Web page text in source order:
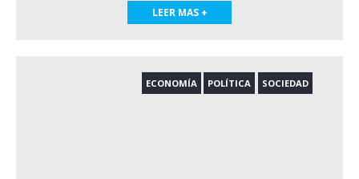
LEER MAS +
ECONOMÍA POLÍTICA SOCIEDAD